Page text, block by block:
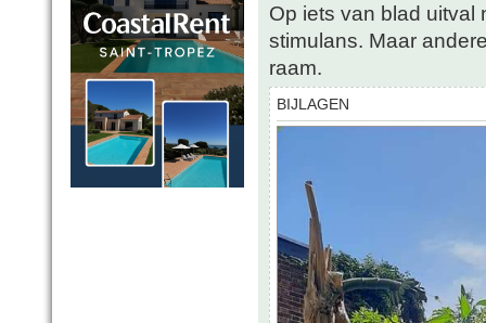
Op iets van blad uitval
stimulans. Maar
raam.
BIJLAGEN